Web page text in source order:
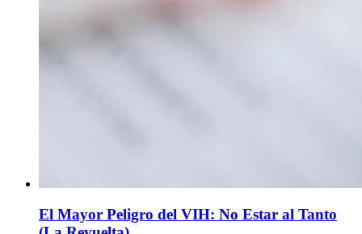
El Mayor Peligro del VIH: No Estar al Tanto